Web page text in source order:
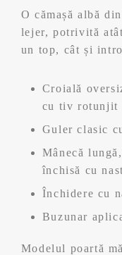
fost:
71,99 lei.
O cămașă albă
lejer, potrivită
un top, cât și
Croială
cu tiv rotunjit
Guler clasic
Mânecă
închisă cu
Închidere cu
Buzunar
Modelul poartă